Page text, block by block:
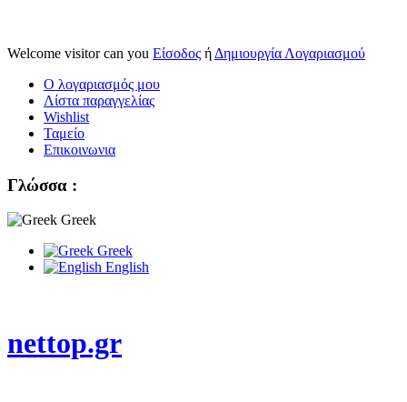
Welcome visitor can you Είσοδος ή Δημιουργία Λογαριασμού
Ο λογαριασμός μου
Λίστα παραγγελίας
Wishlist
Ταμείο
Επικοινωνια
Γλώσσα :
Greek
Greek
English
nettop.gr